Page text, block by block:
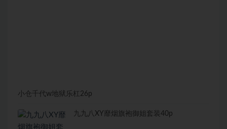
小仓千代w地狱乐杠26p
九九八XY靡烟旗袍御姐套装40p